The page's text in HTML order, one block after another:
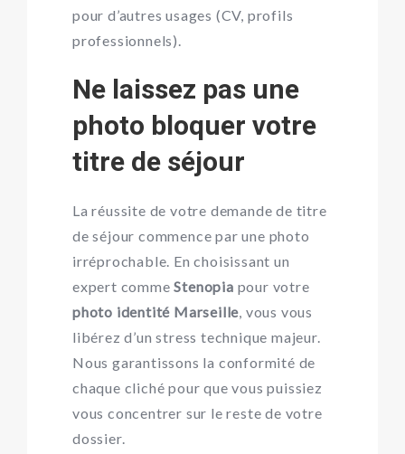
pour d’autres usages (CV, profils
professionnels).
Ne laissez pas une
photo bloquer votre
titre de séjour
La réussite de votre demande de titre
de séjour commence par une photo
irréprochable. En choisissant un
expert commeStenopia pour votre
photo identité Marseille, vous vous
libérez d’un stress technique majeur.
Nous garantissons la conformité de
chaque cliché pour que vous puissiez
vous concentrer sur le reste de votre
dossier.